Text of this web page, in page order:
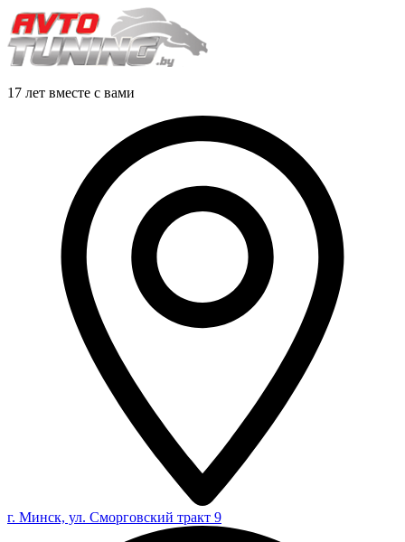
17 лет вместе с вами
г. Минск, ул. Сморговский тракт 9